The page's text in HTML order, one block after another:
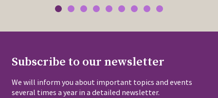
Subscribe to our newsletter
We will inform you about important topics and events
several times a year in a detailed newsletter.